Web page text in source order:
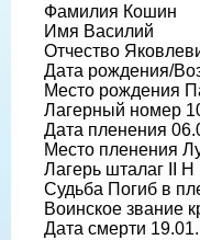
Фамилия Кошин
Имя Василий
Отчество
Дата рождения/
Место рождения
Лагерный номер
Дата пленения
Место пленения
Лагерь шталаг II H
Судьба Погиб в
Воинское звание
Дата смерти